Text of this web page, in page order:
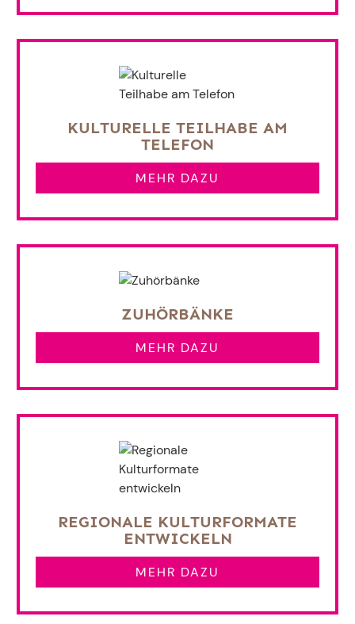
KULTURELLE TEILHABE AM
TELEFON
MEHR DAZU
ZUHÖRBÄNKE
MEHR DAZU
REGIONALE KULTURFORMATE
ENTWICKELN
MEHR DAZU